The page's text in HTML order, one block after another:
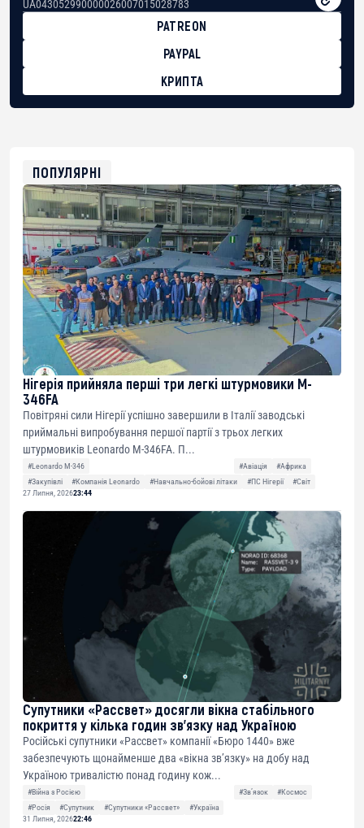
UA043052990000026007015028783
PATREON
PAYPAL
КРИПТА
0xfD02863D3289416fcF50975c9DFda13623f97758
ПОПУЛЯРНІ
Нігерія прийняла перші три легкі штурмовики M-
346FA
Повітряні сили Нігерії успішно завершили в Італії заводські
приймальні випробування першої партії з трьох легких
штурмовиків Leonardo M-346FA. П...
#Leonardo M-346 #Авіація
#Африка
#Закупівлі
#Компанія Leonardo #Навчально-бойові літаки #ПС Нігерії
#Світ
27 Липня, 202623:44
Супутники «Рассвет» досягли вікна стабільного
покриття у кілька годин зв’язку над Україною
Російські супутники «Рассвет» компанії «Бюро 1440» вже
забезпечують щонайменше два «вікна зв’язку» на добу над
Україною тривалістю понад годину кож...
#Війна з Росією #Звʼязок
#Космос
#Росія
#Супутник #Супутники «Рассвет»
#Україна
31 Липня, 202622:46